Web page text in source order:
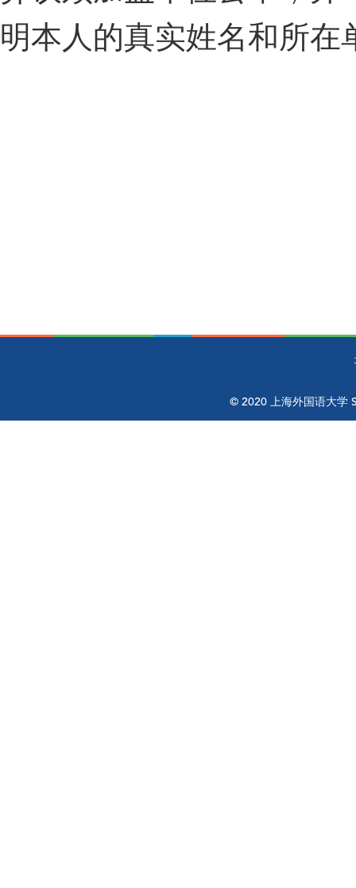
明本人的真实姓名和所
© 2020 上海外国语大学